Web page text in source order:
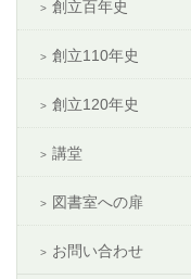
創立百年史
創立110年史
創立120年史
講堂
図書室への扉
お問い合わせ